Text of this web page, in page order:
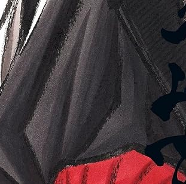
homme ou femme – Modèle 5